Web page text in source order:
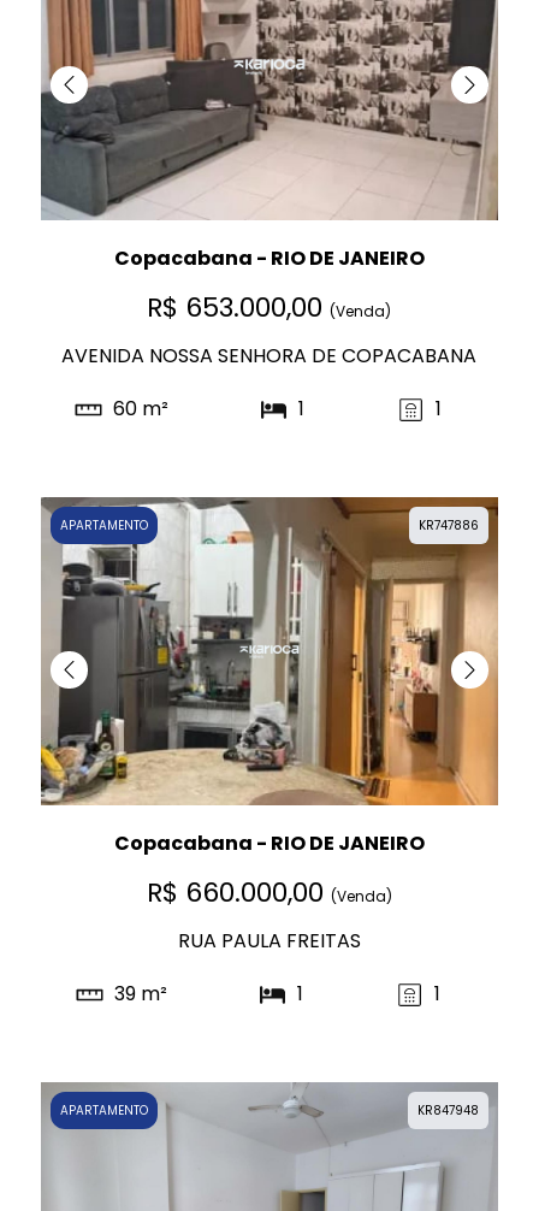
Copacabana - RIO DE JANEIRO
R$ 653.000,00(Venda)
AVENIDA NOSSA SENHORA DE COPACABANA
60 m²
1 1
KR747886
APARTAMENTO
Copacabana - RIO DE JANEIRO
R$ 660.000,00 (Venda)
RUA PAULA FREITAS
39 m²
1 1
KR847948
APARTAMENTO